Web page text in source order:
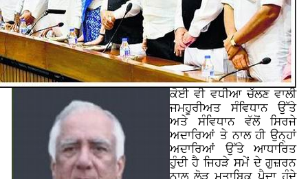
ਕੋਈ ਵੀ ਵਧੀਆ ਚੱਲਣ ਵਾਲੀ
ਜਮਹੂਰੀਅਤ ਸੰਵਿਧਾਨ ਉੱਤੇ
ਅਤੇ ਸੰਵਿਧਾਨ ਵੱਲੋਂ ਸਿਰਜੇ
ਅਦਾਰਿਆਂ ਤੇ ਨਾਲ ਹੀ ਉਨ੍ਹਾਂ
ਅਦਾਰਿਆਂ ਉੱਤੇ ਆਧਾਰਿਤ
ਹੁੰਦੀ ਹੈ ਜਿਹੜੇ ਸਮੇਂ ਦੇ ਗੁਜ਼ਰਨ